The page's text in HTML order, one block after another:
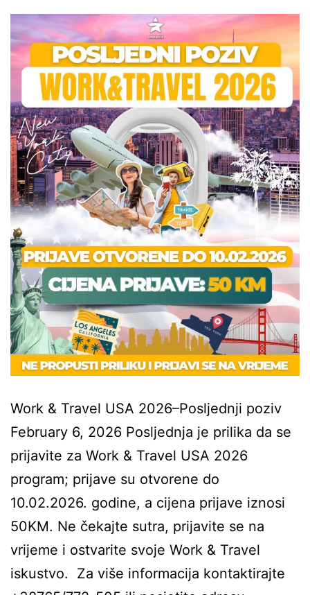
Work & Travel USA 2026–Posljednji poziv
February 6, 2026 Posljednja je prilika da se
prijavite za Work & Travel USA 2026
program; prijave su otvorene do
10.02.2026. godine, a cijena prijave iznosi
50KM. Ne čekajte sutra, prijavite se na
vrijeme i ostvarite svoje Work & Travel
iskustvo. Za više informacija kontaktirajte